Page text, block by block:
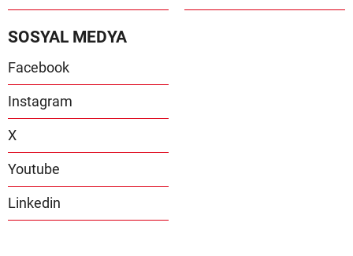
SOSYAL MEDYA
Facebook
Instagram
X
Youtube
Linkedin